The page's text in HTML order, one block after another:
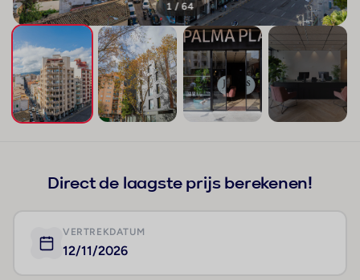
1 / 64
Direct de laagste prijs berekenen!
VERTREKDATUM
12/11/2026